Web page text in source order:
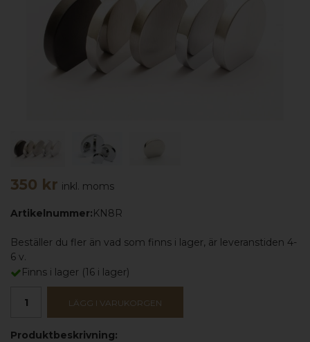
350 kr inkl. moms
Artikelnummer:KN8R
Beställer du fler än vad som finns i lager, är leveranstiden 4-
6 v.
Finns i lager (16 i lager)
LÄGG I VARUKORGEN
Produktbeskrivning: